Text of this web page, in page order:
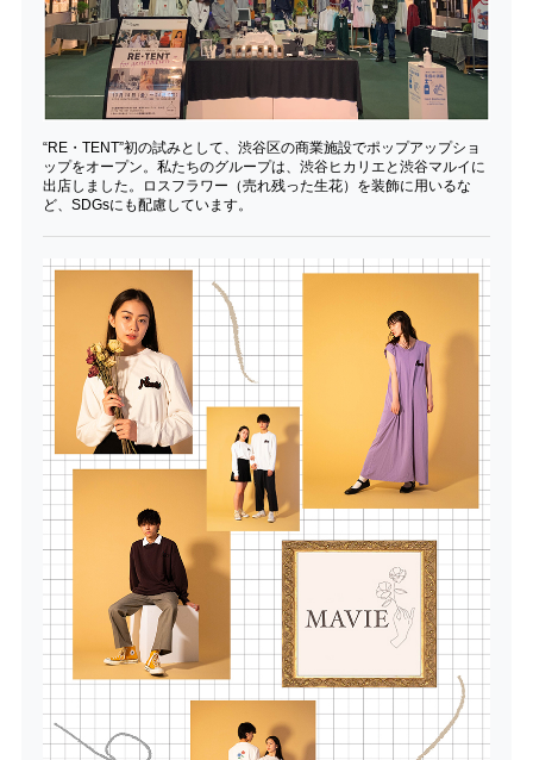
“RE・TENT”初の試みとして、渋谷区の商業施設でポップアップショ
ップをオープン。私たちのグループは、渋谷ヒカリエと渋谷マルイに
出店しました。ロスフラワー（売れ残った生花）を装飾に用いるな
ど、SDGsにも配慮しています。